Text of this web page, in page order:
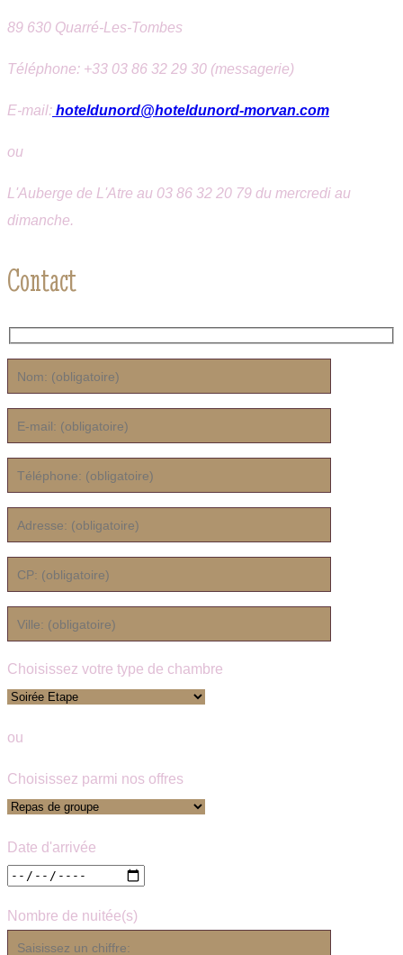
89 630 Quarré-Les-Tombes
Téléphone: +33 03 86 32 29 30 (messagerie)
E-mail: hoteldunord@hoteldunord-morvan.com
ou
L'Auberge de L'Atre au 03 86 32 20 79 du mercredi au
dimanche.
Contact
Choisissez votre type de chambre
ou
Choisissez parmi nos offres
Date d'arrivée
Nombre de nuitée(s)